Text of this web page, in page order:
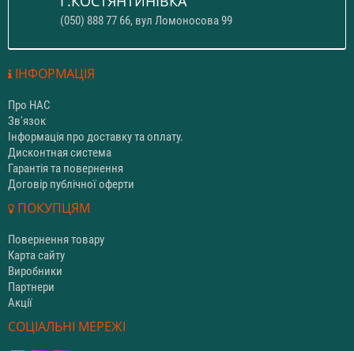
(050) 888 77 66, вул Ломоносова 99
ІНФОРМАЦІЯ
Про НАС
Зв'язок
Інформація про доставку та оплату.
Дисконтная система
Гарантія та повернення
Договір публічної оферти
ПОКУПЦЯМ
Повернення товару
Карта сайту
Виробники
Партнери
Акції
СОЦІАЛЬНІ МЕРЕЖІ